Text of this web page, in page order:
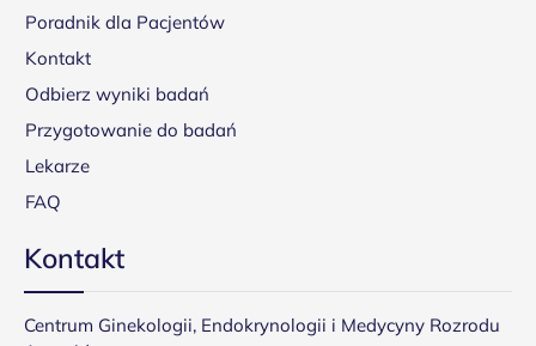
Poradnik dla Pacjentów
Kontakt
Odbierz wyniki badań
Przygotowanie do badań
Lekarze
FAQ
Kontakt
Centrum Ginekologii, Endokrynologii i Medycyny Rozrodu